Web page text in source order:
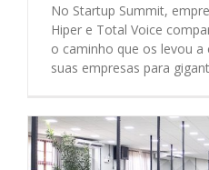
No Startup Summit,
Hiper e Total Voice
o caminho que os levou a
suas empresas para